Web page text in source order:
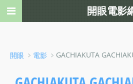
開眼 ﹥ 電影 ﹥GACHIAKUTA
開眼電影